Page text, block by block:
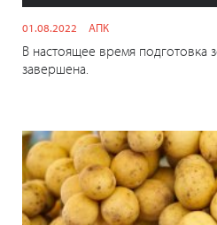
01.08.2022 АПК
В настоящее время подготовка
завершена.